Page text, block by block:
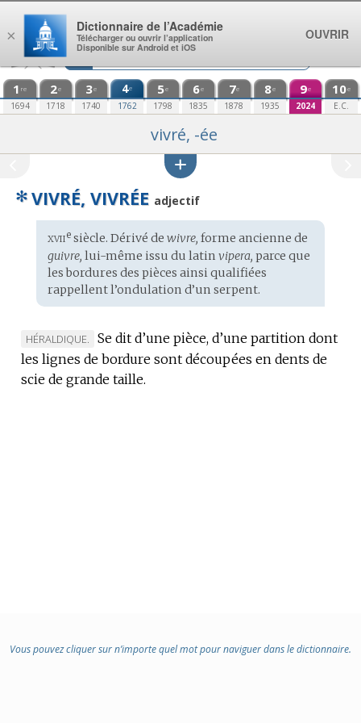
Aller au contenu
1 re
1694
2e
1718
3e
1740
4e
1762
5e
1798
6e
1835
7e
1878
8e
1935
9e
2024
10e
E.C.
vivré, -ée
✻ VIVRÉ, VIVRÉE adjectif
Étymologie
:
xviiesiècle. Dérivé de wivre, forme ancienne de
guivre, lui-même issu du latin vipera, parce que
les bordures des pièces ainsi qualifiées
rappellent l’ondulation d’un serpent.
MARQUE
DE
DOMAINE
HÉRALDIQUE.
Se dit d’une pièce, d’une partition dont
les lignes de bordure sont découpées en dents de
scie de grande taille.
Vous pouvez cliquer sur n’importe quel mot pour naviguer dans le dictionnaire.
×
Dictionnaire de l’Académie
Télécharger ou ouvrir l’application
Disponible sur Android et iOS
OUVRIR